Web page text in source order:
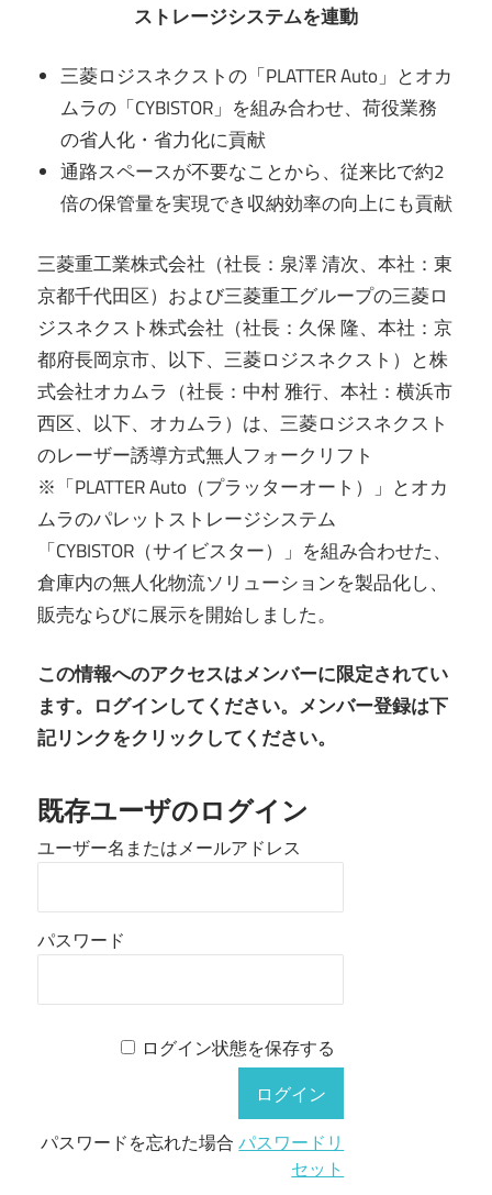
ストレージシステムを連動
三菱ロジスネクストの「PLATTER Auto」とオカ
ムラの「CYBISTOR」を組み合わせ、荷役業務
の省⼈化・省⼒化に貢献
通路スペースが不要なことから、従来⽐で約2
倍の保管量を実現でき収納効率の向上にも貢献
三菱重⼯業株式会社（社⻑：泉澤 清次、本社：東
京都千代⽥区）および三菱重⼯グループの三菱ロ
ジスネクスト株式会社（社⻑：久保 隆、本社：京
都府⻑岡京市、以下、三菱ロジスネクスト）と株
式会社オカムラ（社⻑：中村 雅⾏、本社：横浜市
⻄区、以下、オカムラ）は、三菱ロジスネクスト
のレーザー誘導⽅式無⼈フォークリフト
※「PLATTER Auto（プラッターオート）」とオカ
ムラのパレットストレージシステム
「CYBISTOR（サイビスター）」を組み合わせた、
倉庫内の無⼈化物流ソリューションを製品化し、
販売ならびに展⽰を開始しました。
この情報へのアクセスはメンバーに限定されてい
ます。ログインしてください。メンバー登録は下
記リンクをクリックしてください。
既存ユーザのログイン
ユーザー名またはメールアドレス
パスワード
ログイン状態を保存する
パスワードを忘れた場合パスワードリ
セット